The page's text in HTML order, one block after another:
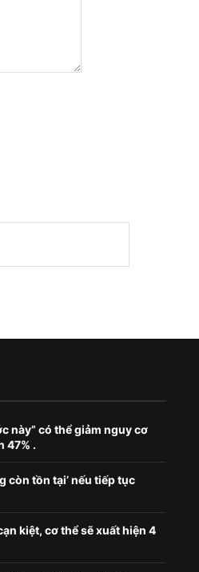
này” có thể giảm nguy cơ
47% .
còn tồn tại’ nếu tiếp tục
kiệt, cơ thể sẽ xuất hiện 4